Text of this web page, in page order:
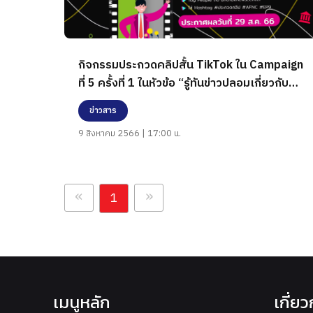
กิจกรรมประกวดคลิปสั้น TikTok ใน Campaign
ที่ 5 ครั้งที่ 1 ในหัวข้อ “รู้ทันข่าวปลอมเกี่ยวกับ
นโยบายรัฐ”
ข่าวสาร
9 สิงหาคม 2566 | 17:00 น.
« 1 »
เมนูหลัก เกี่ย